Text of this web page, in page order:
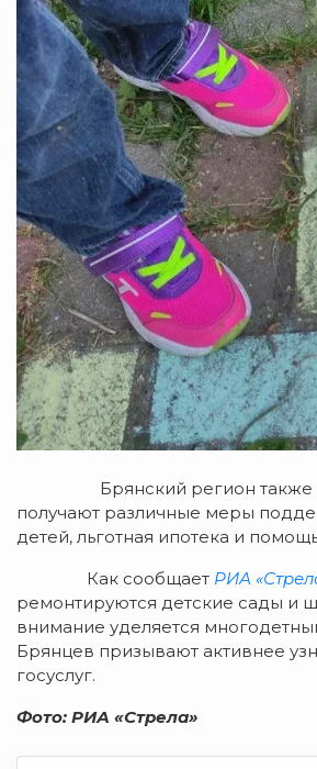
Брянский регион также
получают различные меры
детей, льготная ипотека и
Как сообщает РИА
ремонтируются детские сады и
внимание уделяется
Брянцев призывают активнее
госуслуг.
Фото: РИА «Стрела»